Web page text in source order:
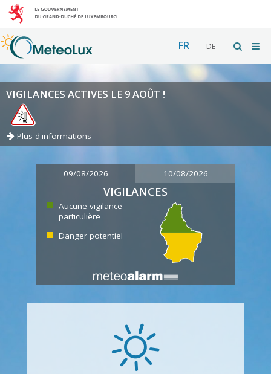
FR DE
VIGILANCES ACTIVES LE 9 AOÛT !
Plus d'informations
09/08/2026 10/08/2026
VIGILANCES
Aucune vigilance
particulière
Danger potentiel